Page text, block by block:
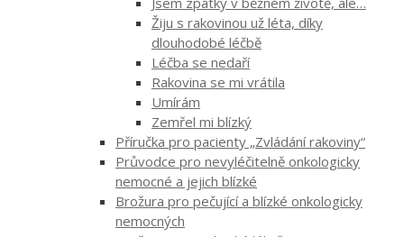
Žiju s rakovinou už léta, díky
dlouhodobé léčbě
Léčba se nedaří
Rakovina se mi vrátila
Umírám
Zemřel mi blízký
Příručka pro pacienty „Zvládání rakoviny“
Průvodce pro nevyléčitelně onkologicky
nemocné a jejich blízké
Brožura pro pečující a blízké onkologicky
nemocných